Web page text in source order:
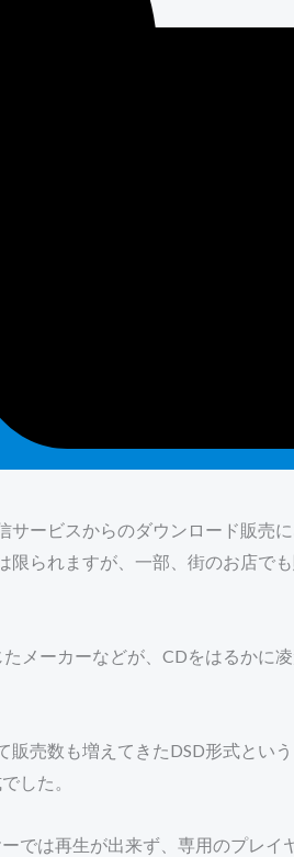
ービスからのダウンロード販
られますが、一部、街のお店で
メーカーなどが、CDをはるか
売数も増えてきたDSD形式という
した。
は再生が出来ず、専用のプレイ